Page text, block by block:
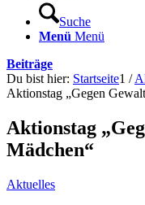
Suche
Menü Menü
Beiträge
Du bist hier: Startseite1 /
Aktionstag „Gegen
Aktionstag
Mädchen“
Aktuelles